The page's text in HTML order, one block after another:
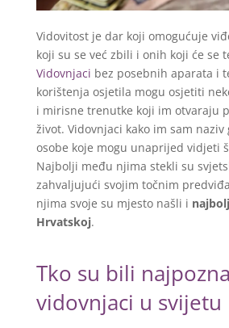
Vidovitost je dar koji omogućuje
koji su se već zbili i onih koji će se
Vidovnjaci bez posebnih aparata i
korištenja osjetila mogu osjetiti
i mirisne trenutke koji im otvaraju
život. Vidovnjaci kako im sam naziv
osobe koje mogu unaprijed vidjeti
Najbolji među njima stekli su
zahvaljujući svojim točnim
njima svoje su mjesto našli i
Hrvatskoj.
Tko su bili
vidovnjaci u svijetu